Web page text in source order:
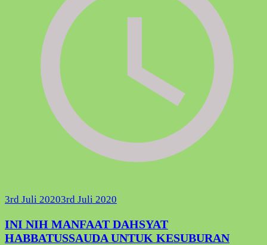
3rd Juli 20203rd Juli 2020
INI NIH MANFAAT DAHSYAT
HABBATUSSAUDA UNTUK KESUBURAN